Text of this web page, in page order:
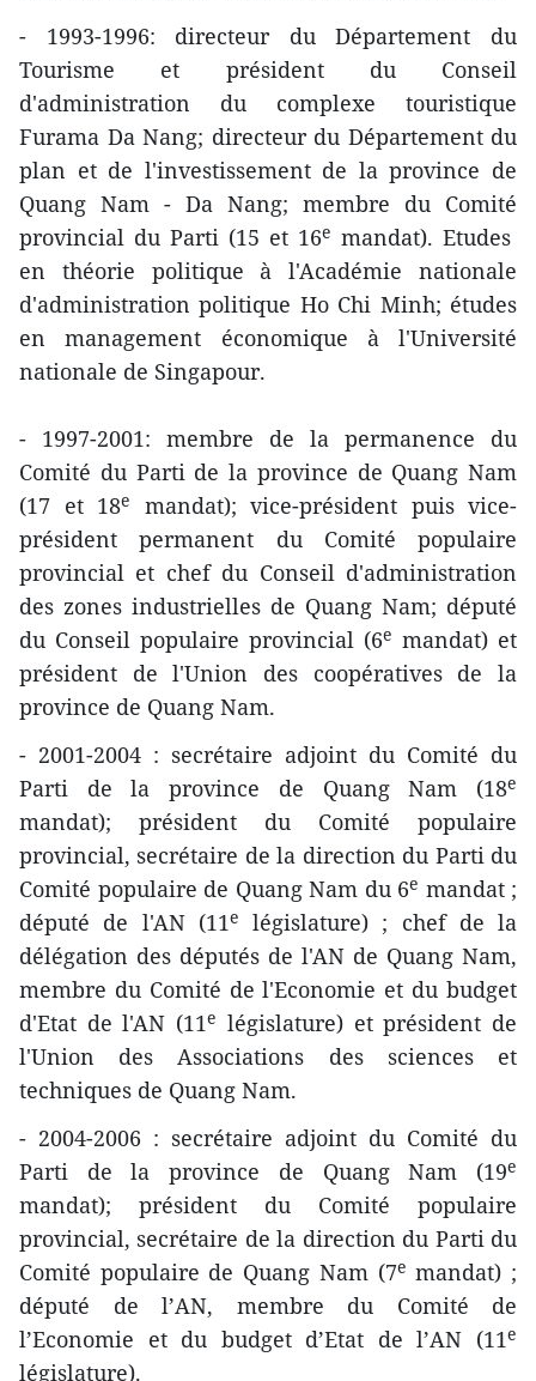
- 1993-1996: directeur du Département du
Tourisme et président du Conseil
d'administration du complexe touristique
Furama Da Nang; directeur du Département du
plan et de l'investissement de la province de
Quang Nam - Da Nang; membre du Comité
provincial du Parti (15 et 16e mandat). Etud​es
en théorie politique à l'Académie nationale
d'administration politique Ho Chi Minh; étud​es
en management économique à l'Université
nationale de Singapour.
- 1997-2001: membre de la permanence du
Comité du Parti de la province de Quang Nam
(17 et 18e
mandat); vice-président puis vice-
président permanent du Comité populaire
provincial et chef du Conseil d'administration
des zones industrielles de Quang Nam; député
du Conseil populaire provincial (6e mandat) et
président de l'Union des coopératives de la
province de Quang Nam.
- 2001-2004 : secrétaire adjoint du Comité du
Parti de la province de Quang Nam (18e
mandat); président du Comité populaire
provincial, secrétaire de la direction du Parti du
Comité populaire de Quang Nam du 6e mandat ;
député de l'AN (11e
législature) ; chef de la
délégation des députés de l'AN de Quang Nam,
membre du Comité de l'Economie et du budget
d'Etat de l'AN (11e législature) et président de
l'Union des Associations des sciences et
techniques de Quang Nam.
- 2004-2006 : secrétaire adjoint du Comité du
Parti de la province de Quang Nam (19e
mandat); président du Comité populaire
provincial, secrétaire de la direction du Parti du
Comité populaire de Quang Nam (7e mandat) ;
député de l’AN, membre du Comité de
l’Economie et du budget d’Etat de l’AN (11e
législature).